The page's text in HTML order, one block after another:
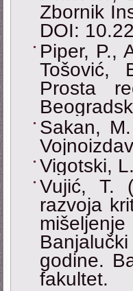
Zbornik
DOI:
Piper, P.,
Tošović,
Prosta
Sakan,
Vigotski,
Vujić, T.
razvoja
godine.
fakultet.